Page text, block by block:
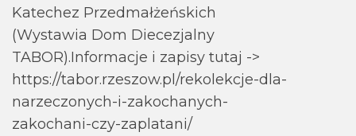
Katechez Przedmałżeńskich
(Wystawia Dom Diecezjalny
TABOR).Informacje i zapisy tutaj ->
https://tabor.rzeszow.pl/rekolekcje-dla-
narzeczonych-i-zakochanych-
zakochani-czy-zaplatani/